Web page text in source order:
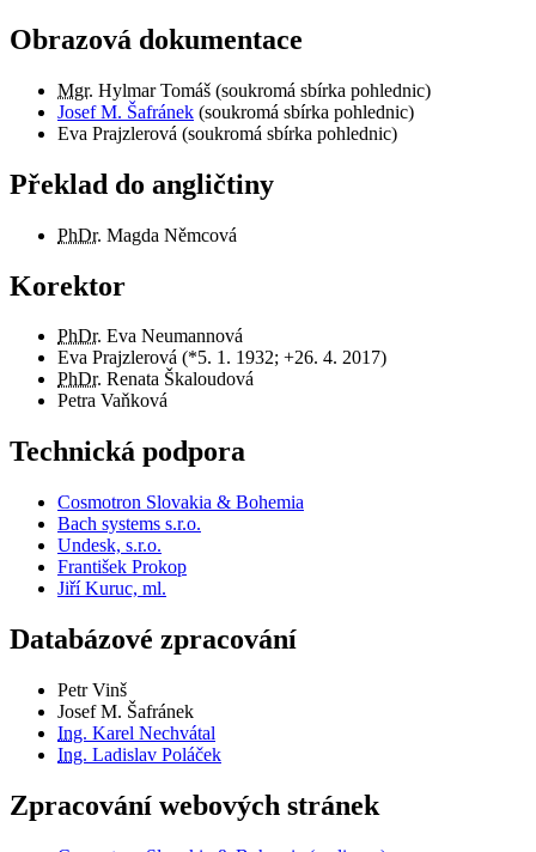
Obrazová dokumentace
Mgr. Hylmar Tomáš (soukromá sbírka pohlednic)
Josef M. Šafránek (soukromá sbírka pohlednic)
Eva Prajzlerová (soukromá sbírka pohlednic)
Překlad do angličtiny
PhDr. Magda Němcová
Korektor
PhDr. Eva Neumannová
Eva Prajzlerová (*5. 1. 1932; +26. 4. 2017)
PhDr. Renata Škaloudová
Petra Vaňková
Technická podpora
Cosmotron Slovakia & Bohemia
Bach systems s.r.o.
Undesk, s.r.o.
František Prokop
Jiří Kuruc, ml.
Databázové zpracování
Petr Vinš
Josef M. Šafránek
Ing. Karel Nechvátal
Ing. Ladislav Poláček
Zpracování webových stránek